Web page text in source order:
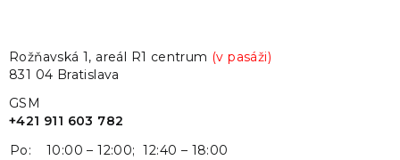
Rožňavská 1, areál R1 centrum (v pasáži)
831 04 Bratislava
GSM
+421 911 603 782
Po:
10:00 – 12:00; 12:40 – 18:00